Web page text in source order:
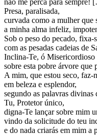
Presa, paralisada,
curvada como a mulher que
a minha alma infeliz,
Sob o peso do pecado, fixa-
com as pesadas cadeias de
Inclina-Te, ó Misericordioso
sobre esta pobre árvore que
A mim, que estou seco, faz-
em beleza e esplendor,
segundo as palavras
Tu, Protetor único,
digna-Te lançar sobre mim
vindo da solicitude do teu
e do nada criarás em mim a